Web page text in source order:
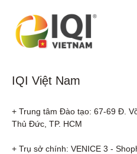
IQI Việt Nam
+ Trung tâm Đào tạo: 67-69 Đ.
Thủ Đức, TP. HCM
+ Trụ sở chính: VENICE 3 -